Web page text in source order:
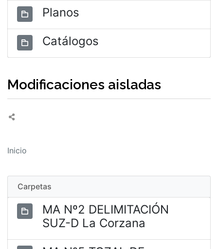
Planos
Catálogos
Modificaciones aisladas
Inicio
Carpetas
MA Nº2 DELIMITACIÓN
SUZ-D La Corzana